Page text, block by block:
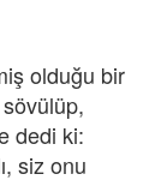
olduğu bir
dedi ki:
siz onu